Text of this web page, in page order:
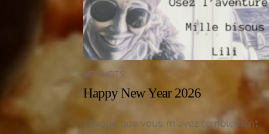
MES MOTS
Happy New Year 2026
J’avoue que vous m’avez terriblement